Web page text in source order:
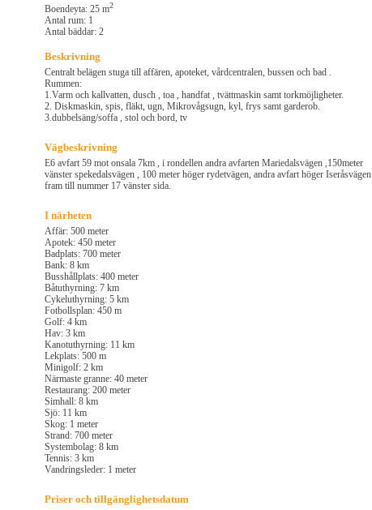
Boendeyta: 25 m2
Antal rum: 1
Antal bäddar: 2
Beskrivning
Centralt belägen stuga till affären, apoteket, vårdcentralen, bussen och bad .
Rummen:
1.Varm och kallvatten, dusch , toa , handfat , tvättmaskin samt torkmöjligheter.
2. Diskmaskin, spis, fläkt, ugn, Mikrovågsugn, kyl, frys samt garderob.
3.dubbelsäng/soffa , stol och bord, tv
Vägbeskrivning
E6 avfart 59 mot onsala 7km , i rondellen andra avfarten Mariedalsvägen ,150meter
vänster spekedalsvägen , 100 meter höger rydetvägen, andra avfart höger Iseråsvägen
fram till nummer 17 vänster sida.
I närheten
Affär: 500 meter
Apotek: 450 meter
Badplats: 700 meter
Bank: 8 km
Busshållplats: 400 meter
Båtuthyrning: 7 km
Cykeluthyrning: 5 km
Fotbollsplan: 450 m
Golf: 4 km
Hav: 3 km
Kanotuthyrning: 11 km
Lekplats: 500 m
Minigolf: 2 km
Närmaste granne: 40 meter
Restaurang: 200 meter
Simhall: 8 km
Sjö: 11 km
Skog: 1 meter
Strand: 700 meter
Systembolag: 8 km
Tennis: 3 km
Vandringsleder: 1 meter
Priser och tillgänglighetsdatum